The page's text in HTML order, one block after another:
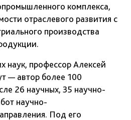
комплекса,
отраслевого развития с
производства
наук, профессор Алексей
— автор более 100
26 научных, 35 научно-
научно-
Под его